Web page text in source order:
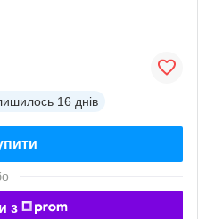
16 днів
з